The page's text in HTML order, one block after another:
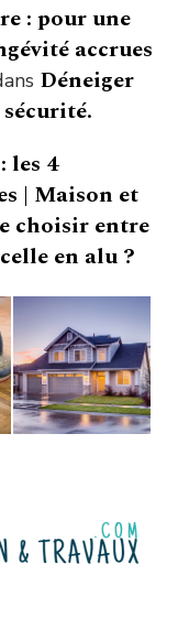
: pour une
accrues
Déneiger
les 4
| Maison et
choisir entre
en alu ?